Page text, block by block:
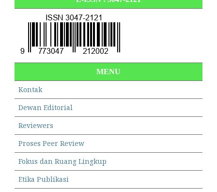
MENU
Kontak
Dewan Editorial
Reviewers
Proses Peer Review
Fokus dan Ruang Lingkup
Etika Publikasi